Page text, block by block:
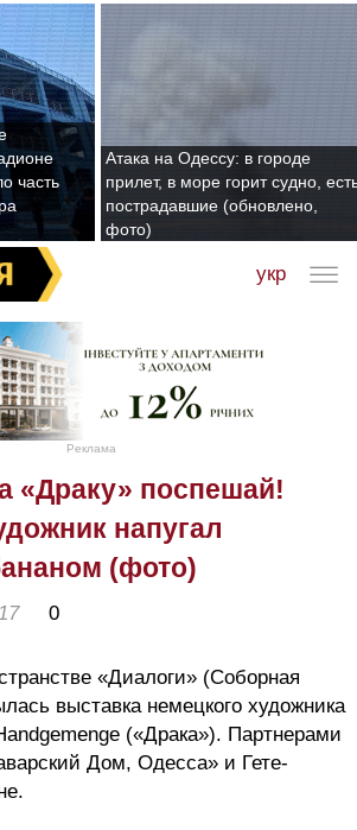
часть
Атака на Одессу: в городе
прилет, в море горит судно,
пострадавшие (обновлено,
фото)
укр
Реклама
«Драку» поспешай!
напугал
(фото)
0
«Диалоги» (Соборная
выставка немецкого художника
(«Драка»). Партнерами
Дом, Одесса» и Гете-